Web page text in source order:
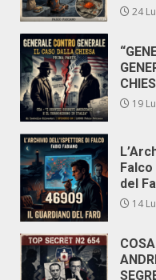
24
19
Falco
del
14